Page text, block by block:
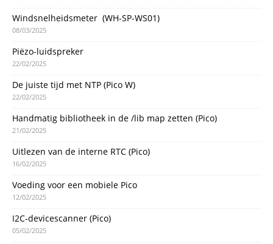
Windsnelheidsmeter (WH-SP-WS01)
08/03/2025
Piëzo-luidspreker
22/02/2025
De juiste tijd met NTP (Pico W)
22/02/2025
Handmatig bibliotheek in de /lib map zetten (Pico)
21/02/2025
Uitlezen van de interne RTC (Pico)
16/02/2025
Voeding voor een mobiele Pico
12/02/2025
I2C-devicescanner (Pico)
05/02/2025